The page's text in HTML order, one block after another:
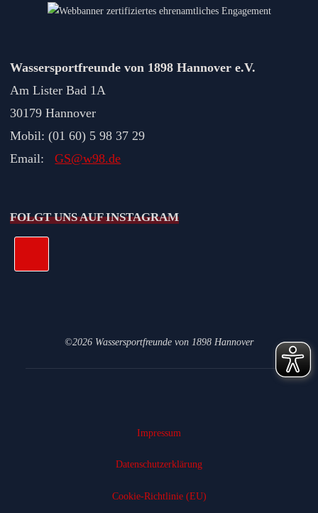
Wassersportfreunde von 1898 Hannover e.V.
Am Lister Bad 1A
30179 Hannover
Mobil: (01 60) 5 98 37 29
Email:GS@w98.de
FOLGT UNS AUF INSTAGRAM
©2026 Wassersportfreunde von 1898 Hannover
Impressum
Datenschutz­erklärung
Cookie-Richtlinie (EU)